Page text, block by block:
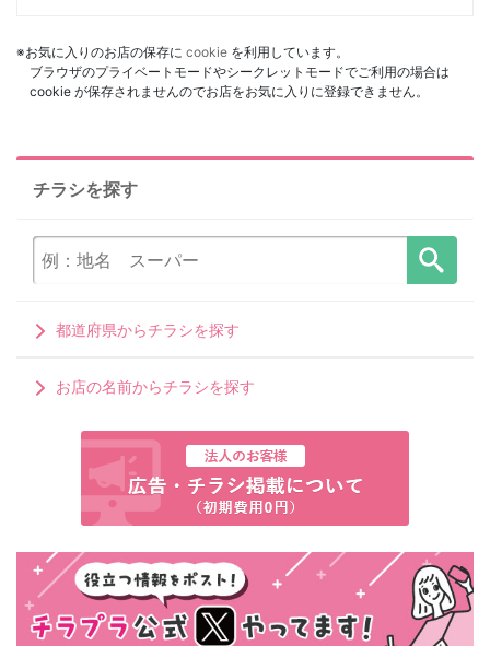
※お気に入りのお店の保存に cookie を利用しています。
ブラウザのプライベートモードやシークレットモードでご利用の場合は
cookie が保存されませんのでお店をお気に入りに登録できません。
チラシを探す
都道府県からチラシを探す
お店の名前からチラシを探す